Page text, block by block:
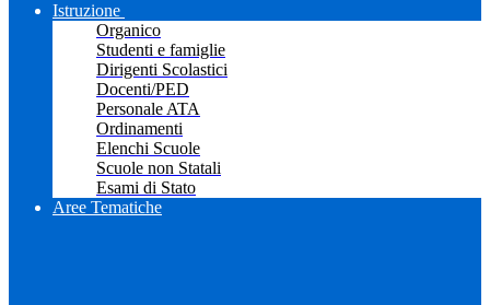
Istruzione
Organico
Studenti e famiglie
Dirigenti Scolastici
Docenti/PED
Personale ATA
Ordinamenti
Elenchi Scuole
Scuole non Statali
Esami di Stato
Aree Tematiche